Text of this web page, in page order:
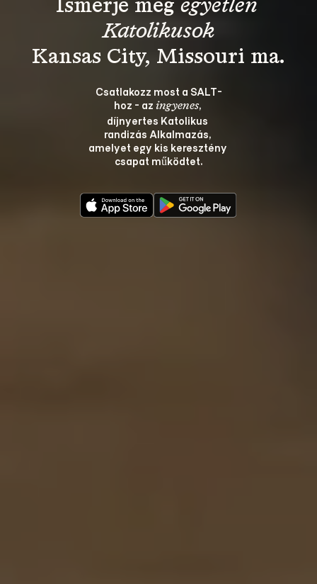
Ismerje meg egyetlen
Katolikusok
Csatlakozz most a SALT-
hoz - az ingyenes,
díjnyertes Katolikus
randizás Alkalmazás,
amelyet egy kis keresztény
csapat működtet.